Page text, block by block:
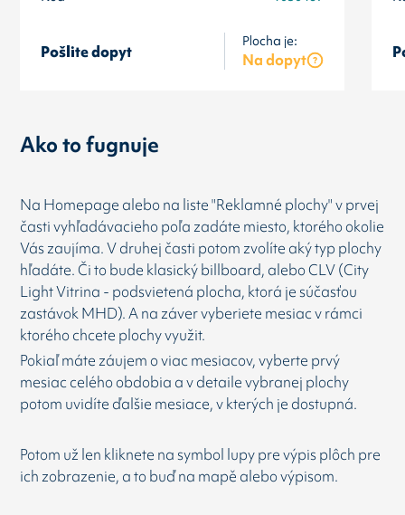
Pošlite dopyt
Plocha je:
Na dopyt
Ako to fugnuje
Na Homepage alebo na liste "Reklamné plochy" v prvej
časti vyhľadávacieho poľa zadáte miesto, ktorého okolie
Vás zaujíma. V druhej časti potom zvolíte aký typ plochy
hľadáte. Či to bude klasický billboard, alebo CLV (City
Light Vitrina - podsvietená plocha, ktorá je súčasťou
zastávok MHD). A na záver vyberiete mesiac v rámci
ktorého chcete plochy využit.
Pokiaľ máte záujem o viac mesiacov, vyberte prvý
mesiac celého obdobia a v detaile vybranej plochy
potom uvidíte ďalšie mesiace, v kterých je dostupná.
Potom už len kliknete na symbol lupy pre výpis plôch pre
ich zobrazenie, a to buď na mapě alebo výpisom.